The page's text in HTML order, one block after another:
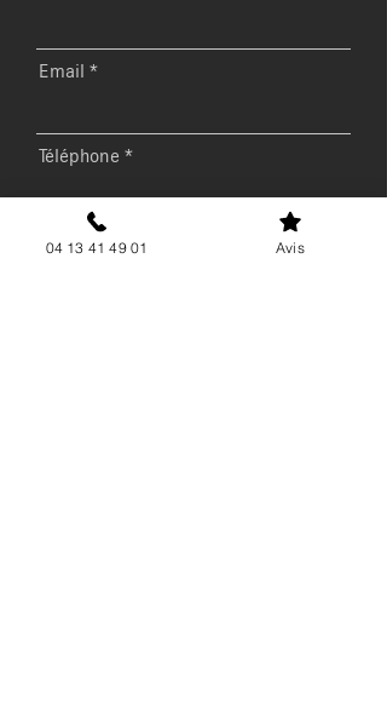
Email
Téléphone
Message
04 13 41 49 01 Avis